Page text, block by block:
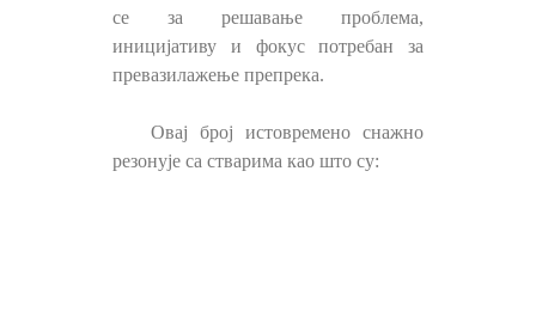
се за решавање проблема,
иницијативу и фокус потребан за
превазилажење препрека.
Овај број истовремено снажно
резонује са стварима као што су: